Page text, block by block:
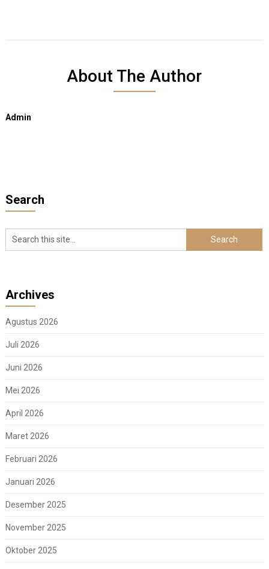
About The Author
Admin
Search
Archives
Agustus 2026
Juli 2026
Juni 2026
Mei 2026
April 2026
Maret 2026
Februari 2026
Januari 2026
Desember 2025
November 2025
Oktober 2025